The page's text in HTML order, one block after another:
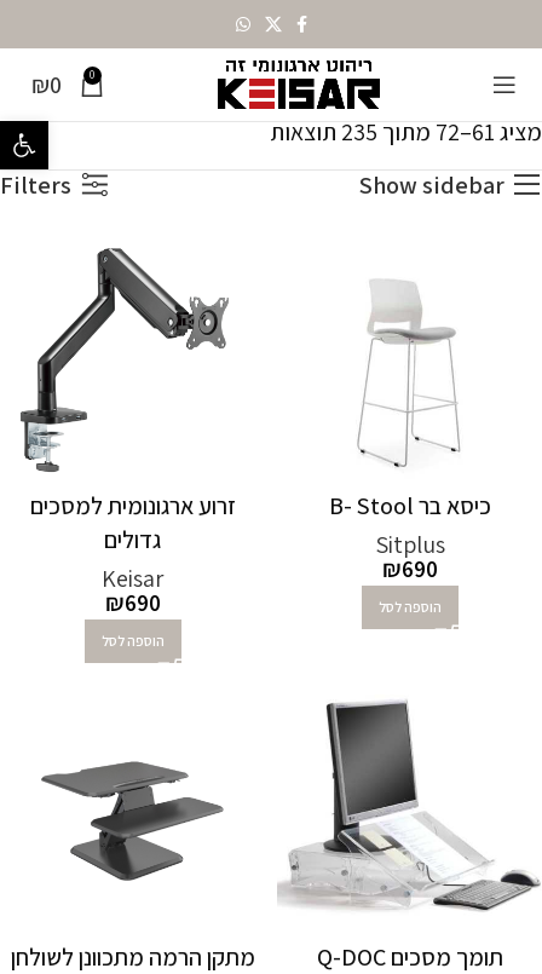
פתח
0
₪0 עמוד הבית כל המוצרים עמוד 6
מציג 61–72 מתוך 235 תוצאות
Show sidebar
Filters
כיסא בר B- Stool
Sitplus
₪690
הוספה לסל
זרוע ארגונומית למסכים
גדולים
Keisar
₪690
הוספה לסל
תומך מסכים Q-DOC‏
מתקן הרמה מתכוונן לשולחן